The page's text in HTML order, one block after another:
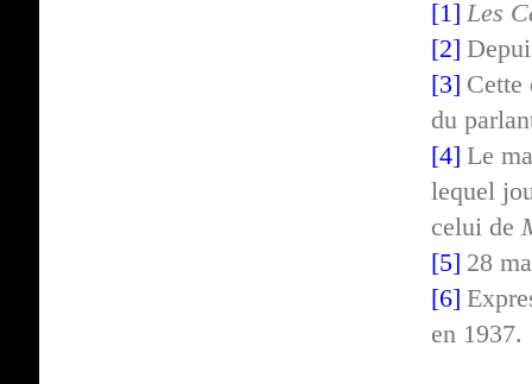
[1] Les
[2]
[3] Cette
du
[4] Le
lequel
celui de
[5] 28
[6]
en 1937.